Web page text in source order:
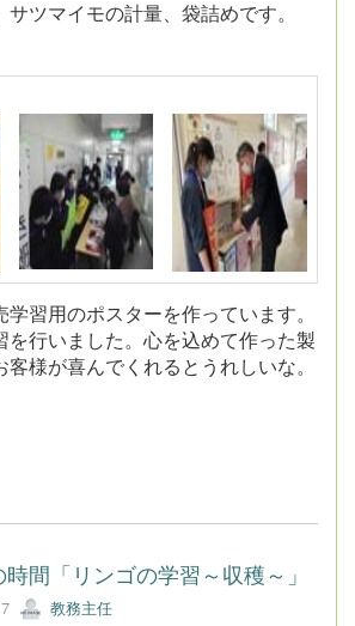
ツマイモの計量、袋詰めです。
習用のポスターを作っています。
行いました。心を込めて作った製
様が喜んでくれるとうれしいな。
間「リンゴの学習～収穫～」
教務主任